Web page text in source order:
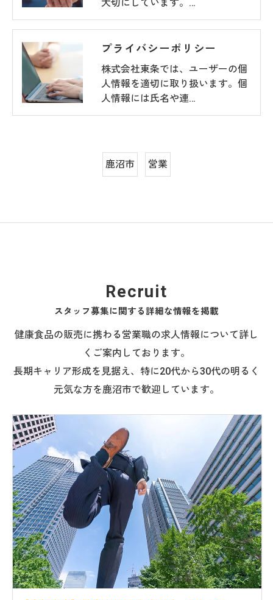
大切にしています。…
プライバシーポリシー
株式会社東条では、ユーザーの個
人情報を適切に取り扱います。個
人情報には氏名や連…
鹿沼市 営業
スタッフ募集に関する詳細な情報を掲載
Recruit
健康食品の販売に携わる営業職の求人情報について詳し
くご案内しております。
長期キャリア形成を見据え、特に20代から30代の明るく
元気な方を鹿沼市で歓迎しています。